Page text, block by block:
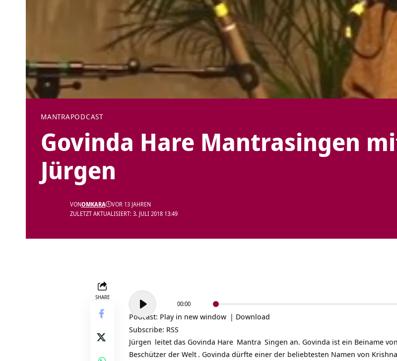
MANTRAPODCAST
Govinda Hare Mantrasingen
Jürgen
ZULETZT AKTUALISIERT: 3. JULI 2018 13:49
VONOMKARA VOR 13 JAHREN
SHARE
Audio-
Player
00:00
Podcast: Play in new window | Download
Subscribe: RSS
Jürgen leitet das Govinda Hare Mantra Singen an. Govinda ist ein Beiname von
Beschützer der Welt . Govinda dürfte einer der beliebtesten Namen von